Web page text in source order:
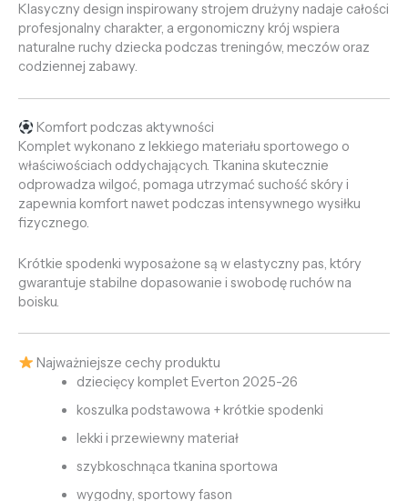
Klasyczny design inspirowany strojem drużyny nadaje całości
profesjonalny charakter, a ergonomiczny krój wspiera
naturalne ruchy dziecka podczas treningów, meczów oraz
codziennej zabawy.
Komfort podczas aktywności
Komplet wykonano z lekkiego materiału sportowego o
właściwościach oddychających. Tkanina skutecznie
odprowadza wilgoć, pomaga utrzymać suchość skóry i
zapewnia komfort nawet podczas intensywnego wysiłku
fizycznego.
Krótkie spodenki wyposażone są w elastyczny pas, który
gwarantuje stabilne dopasowanie i swobodę ruchów na
boisku.
Najważniejsze cechy produktu
dziecięcy komplet Everton 2025-26
koszulka podstawowa + krótkie spodenki
lekki i przewiewny materiał
szybkoschnąca tkanina sportowa
wygodny, sportowy fason